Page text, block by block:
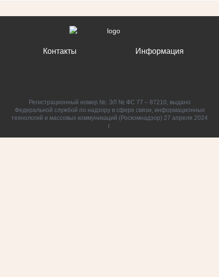
Контакты Информация
Регистрационный номер №: ЭЛ № ФС 77 – 87210, выдано
Федеральной службой по надзору в сфере связи, информационных
технологий и массовых коммуникаций (Роскомнадзор) 27 апреля 2024
г.